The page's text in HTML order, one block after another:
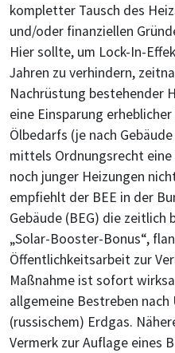
kompletter Tausch des
und/oder finanziellen
Hier sollte, um Lock-In-
Jahren zu verhindern,
Nachrüstung bestehender
eine Einsparung
Ölbedarfs (je nach
mittels Ordnungsrecht
noch junger Heizungen
empfiehlt der BEE in der
Gebäude (BEG) die
„Solar-Booster-Bonus“,
Öffentlichkeitsarbeit zur
Maßnahme ist sofort
allgemeine Bestreben
(russischem) Erdgas.
Vermerk zur Auflage eines